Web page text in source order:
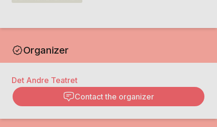
Organizer
Det Andre Teatret
Contact the organizer